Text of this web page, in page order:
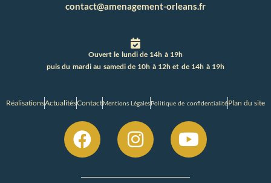
contact@amenagement-orleans.fr
Ouvert le lundi de 14h à 19h
puis du mardi au samedi de 10h à 12h et de 14h à 19h
RéalisationsActualitésContactMentions LégalesPolitique de confidentialitéPlan du site